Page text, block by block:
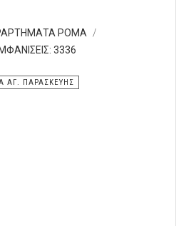
ΡΟΜΑ
3336
ΑΓ. ΠΑΡΑΣΚΕΥΗΣ